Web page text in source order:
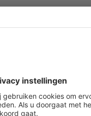
Cyber Collectief.